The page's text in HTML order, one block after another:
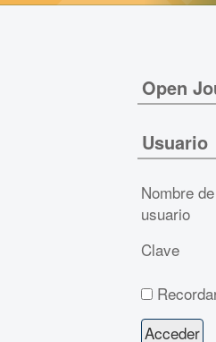
Open
Usuario
Nombre de
usuario
Clave